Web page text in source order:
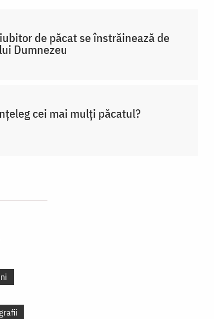
de păcat se înstrăinează de
Dumnezeu
cei mai mulți păcatul?